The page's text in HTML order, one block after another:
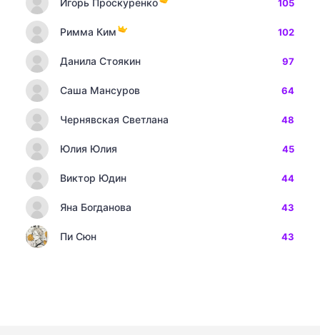
Игорь Проскуренко 105
Римма Ким 102
Данила Стоякин 97
Саша Мансуров 64
Чернявская Светлана 48
Юлия Юлия 45
Виктор Юдин 44
Яна Богданова 43
Пи Сюн 43